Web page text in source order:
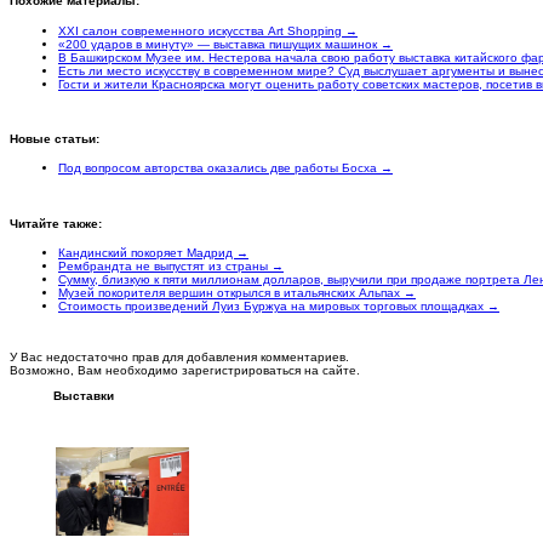
XXI салон современного искусства Art Shopping →
«200 ударов в минуту» — выставка пишущих машинок →
В Башкирском Музее им. Нестерова начала свою работу выставка китайского
Есть ли место искусству в современном мире? Суд выслушает аргументы и
Гости и жители Красноярска могут оценить работу советских мастеров, посетив
Новые статьи:
Под вопросом авторства оказались две работы Босха →
Читайте также:
Кандинский покоряет Мадрид →
Рембрандта не выпустят из страны →
Сумму, близкую к пяти миллионам долларов, выручили при продаже портрета
Музей покорителя вершин открылся в итальянских Альпах →
Стоимость произведений Луиз Буржуа на мировых торговых площадках →
У Вас недостаточно прав для добавления комментариев.
Возможно, Вам необходимо зарегистрироваться на сайте.
Выставки